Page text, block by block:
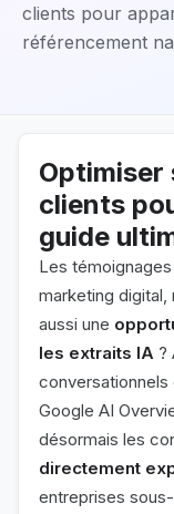
clients pour
référencement
Optimiser
clients
guide
Les
marketing digital,
aussi une
les extraits IA ?
conversationnels
Google AI
désormais les
directement
entreprises